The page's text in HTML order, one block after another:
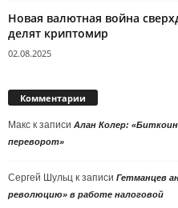
Новая валютная война
делят криптомир
02.08.2025
Комментарии
Макс к записи Алан Колер:
переворот»
Сергей Шульц к записи Гетманцев
революцию» в работе налоговой